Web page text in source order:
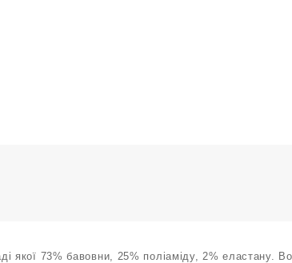
якої 73% бавовни, 25% поліаміду, 2% еластану.